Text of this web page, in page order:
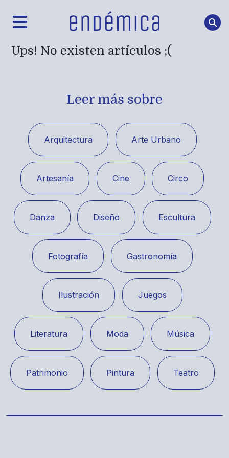
Ups! No existen artículos ;(
Leer más sobre
Arquitectura Arte Urbano
Artesanía Cine Circo
Danza Diseño Escultura
Fotografía Gastronomía
Ilustración Juegos
Literatura Moda Música
Patrimonio Pintura Teatro